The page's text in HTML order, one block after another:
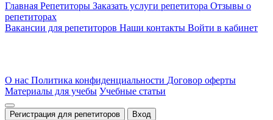
Главная Репетиторы Заказать услуги репетитора Отзывы о
репетиторах
Вакансии для репетиторов Наши контакты Войти в кабинет
О нас Политика конфиденциальности Договор оферты
Материалы для учебы Учебные статьи
Регистрация для репетиторов Вход